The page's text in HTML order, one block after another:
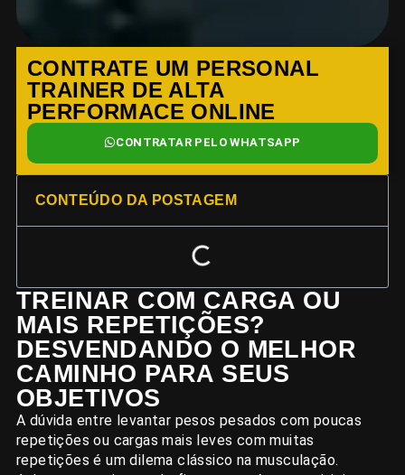
CONTRATE UM PERSONAL
TRAINER DE ALTA
PERFORMACE ONLINE
CONTRATAR PELO WHATSAPP
CONTEÚDO DA POSTAGEM
TREINAR COM CARGA OU
MAIS REPETIÇÕES?
DESVENDANDO O MELHOR
CAMINHO PARA SEUS
OBJETIVOS
A dúvida entre levantar pesos pesados com poucas
repetições ou cargas mais leves com muitas
repetições é um dilema clássico na musculação.